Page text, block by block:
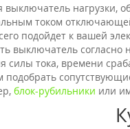
выключатель нагрузки,
током
подойдет к вашей
выключатель
силы тока, времени
подобрать
блок-рубильники или